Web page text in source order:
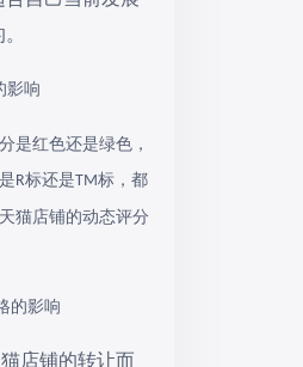
影响
是红色还是绿色，
R标还是TM标，都
猫店铺的动态评分
的影响
店铺的转让而